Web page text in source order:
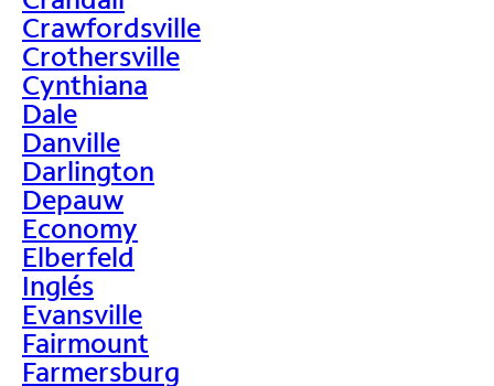
Crawfordsville
Crothersville
Cynthiana
Dale
Danville
Darlington
Depauw
Economy
Elberfeld
Inglés
Evansville
Fairmount
Farmersburg